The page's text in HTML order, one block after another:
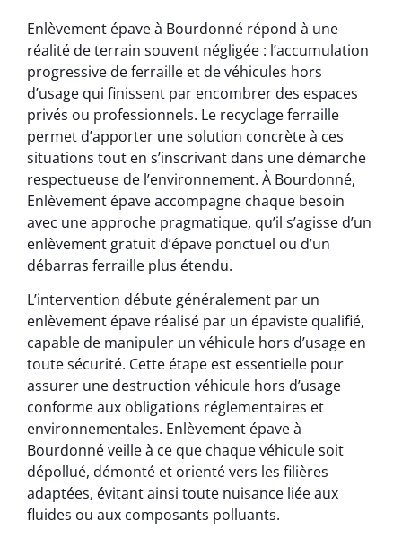
Enlèvement épave à Bourdonné répond à une
réalité de terrain souvent négligée : l’accumulation
progressive de ferraille et de véhicules hors
d’usage qui finissent par encombrer des espaces
privés ou professionnels. Le recyclage ferraille
permet d’apporter une solution concrète à ces
situations tout en s’inscrivant dans une démarche
respectueuse de l’environnement. À Bourdonné,
Enlèvement épave accompagne chaque besoin
avec une approche pragmatique, qu’il s’agisse d’un
enlèvement gratuit d’épave ponctuel ou d’un
débarras ferraille plus étendu.
L’intervention débute généralement par un
enlèvement épave réalisé par un épaviste qualifié,
capable de manipuler un véhicule hors d’usage en
toute sécurité. Cette étape est essentielle pour
assurer une destruction véhicule hors d’usage
conforme aux obligations réglementaires et
environnementales. Enlèvement épave à
Bourdonné veille à ce que chaque véhicule soit
dépollué, démonté et orienté vers les filières
adaptées, évitant ainsi toute nuisance liée aux
fluides ou aux composants polluants.